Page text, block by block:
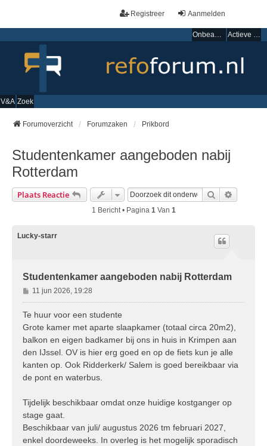
Aanmelden
Registreer
Onbeantwoorde onderwerpen Actieve onderwerpen
V&A Zoek
Forumoverzicht Forumzaken Prikbord
Studentenkamer aangeboden nabij
Rotterdam
Plaats Reactie Zoek
1 Bericht • Pagina 1 Van 1
Lucky-starr
Studentenkamer aangeboden nabij Rotterdam
B
e
r
h
t
11 jun 2026, 19:28
Te huur voor een studente
Grote kamer met aparte slaapkamer (totaal circa 20m2),
balkon en eigen badkamer bij ons in huis in Krimpen aan
den IJssel. OV is hier erg goed en op de fiets kun je alle
kanten op. Ook Ridderkerk/ Salem is goed bereikbaar via
de pont en waterbus.
Tijdelijk beschikbaar omdat onze huidige kostganger op
stage gaat.
Beschikbaar van juli/ augustus 2026 tm februari 2027,
enkel doordeweeks. In overleg is het mogelijk sporadisch